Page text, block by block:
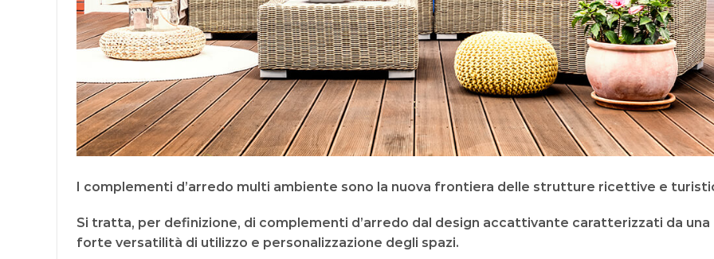
I complementi d’arredo multi ambiente sono la nuova frontiera delle strutture ricettive e
Si tratta, per definizione, di complementi d’arredo dal design accattivante caratterizzati da una
forte versatilità di utilizzo e personalizzazione degli spazi.